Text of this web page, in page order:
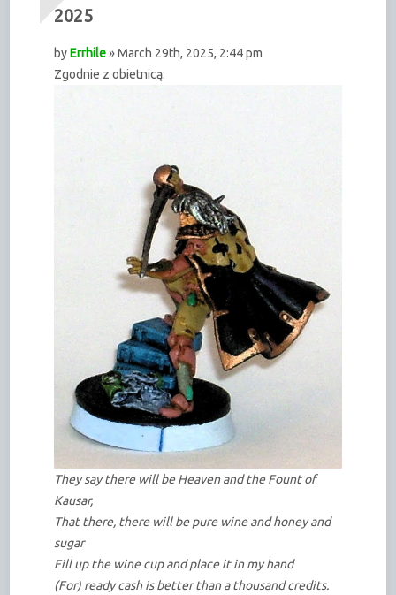
2025
byErrhile» March 29th, 2025, 2:44 pm
Zgodnie z obietnicą:
They say there will be Heaven and the Fount of
Kausar,
That there, there will be pure wine and honey and
sugar
Fill up the wine cup and place it in my hand
(For) ready cash is better than a thousand credits.